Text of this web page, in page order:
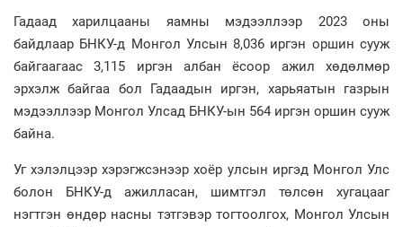
Гадаад харилцааны яамны мэдээллээр 2023 оны
байдлаар БНКУ-д Монгол Улсын 8,036 иргэн оршин сууж
байгаагаас 3,115 иргэн албан ёсоор ажил хөдөлмөр
эрхэлж байгаа бол Гадаадын иргэн, харьяатын газрын
мэдээллээр Монгол Улсад БНКУ-ын 564 иргэн оршин сууж
байна.
Уг хэлэлцээр хэрэгжсэнээр хоёр улсын иргэд Монгол Улс
болон БНКУ-д ажилласан, шимтгэл төлсөн хугацааг
нэгтгэн өндөр насны тэтгэвэр тогтоолгох, Монгол Улсын